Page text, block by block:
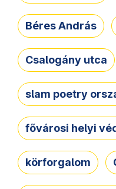
Béres András
Csalogány utca
slam poetry
fővárosi helyi
körforgalom